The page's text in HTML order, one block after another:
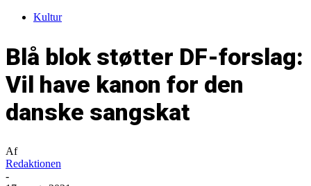
Kultur
Blå blok støtter DF-forslag:
Vil have kanon for den
danske sangskat
Af
Redaktionen
-